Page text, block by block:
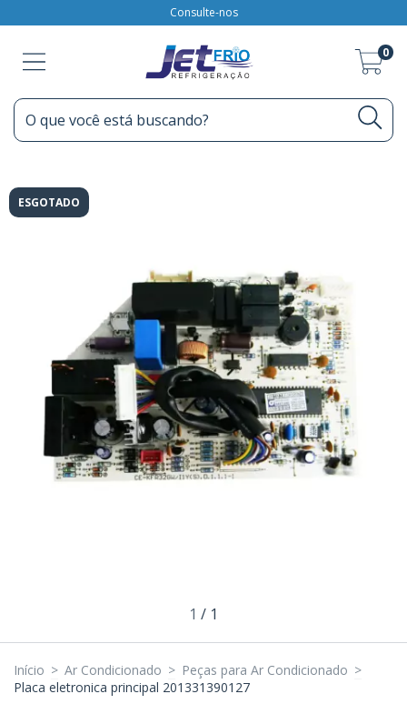
Consulte-nos
0
ESGOTADO
1 / 1
Início > Ar Condicionado > Peças para Ar Condicionado >
Placa eletronica principal 201331390127